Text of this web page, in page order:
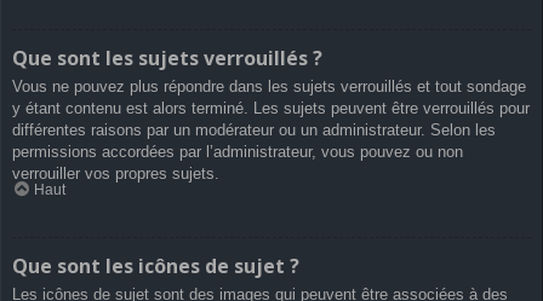
Que sont les sujets verrouillés ?
Vous ne pouvez plus répondre dans les sujets verrouillés et tout sondage
y étant contenu est alors terminé. Les sujets peuvent être verrouillés pour
différentes raisons par un modérateur ou un administrateur. Selon les
permissions accordées par l’administrateur, vous pouvez ou non
verrouiller vos propres sujets.
Haut
Que sont les icônes de sujet ?
Les icônes de sujet sont des images qui peuvent être associées à des